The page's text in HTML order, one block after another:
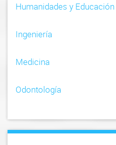
Humanidades y Educación
Ingeniería
Medicina
Odontología